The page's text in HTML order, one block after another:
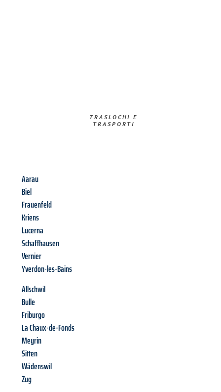
TRASLOCHI E
TRASPORTI​
Aarau
Biel
Frauenfeld
Kriens
Lucerna
Schaffhausen
Vernier
Yverdon-les-Bains
Allschwil
Bulle
Friburgo
La Chaux-de-Fonds
Meyrin
Sitten
Wädenswil
Zug